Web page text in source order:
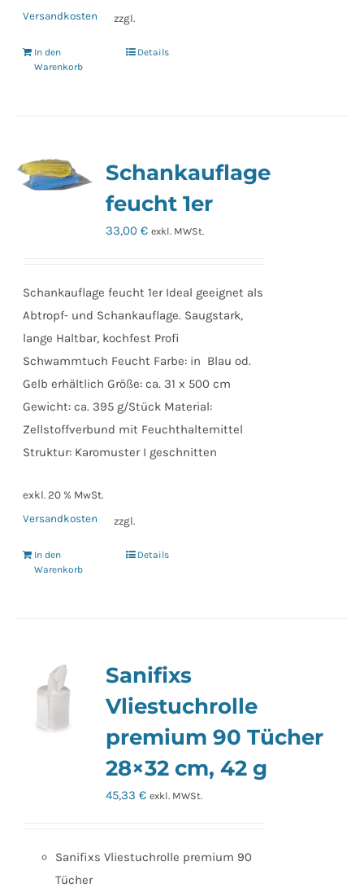
zzgl.
Versandkosten
In den
Warenkorb
Details
Schankauflage
feucht 1er
33,00€ exkl. MWSt.
Schankauflage feucht 1er Ideal geeignet als
Abtropf- und Schankauflage. Saugstark,
lange Haltbar, kochfest Profi
Schwammtuch Feucht Farbe: in Blau od.
Gelb erhältlich Größe: ca. 31 x 500 cm
Gewicht: ca. 395 g/Stück Material:
Zellstoffverbund mit Feuchthaltemittel
Struktur: Karomuster I geschnitten
exkl. 20 % MwSt.
zzgl.
Versandkosten
In den
Warenkorb
Details
Sanifixs
Vliestuchrolle
premium 90 Tücher
28×32 cm, 42 g
45,33€ exkl. MWSt.
Sanifixs Vliestuchrolle premium 90
Tücher